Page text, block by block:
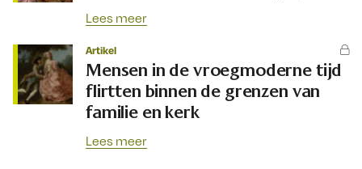
Zoek
Lees meer
Artikel
Mensen in de vroegmoderne tijd
flirtten binnen de grenzen van
familie en kerk
Lees meer